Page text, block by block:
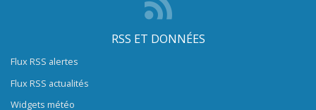
RSS ET DONNÉES
Flux RSS alertes
Flux RSS actualités
Widgets météo